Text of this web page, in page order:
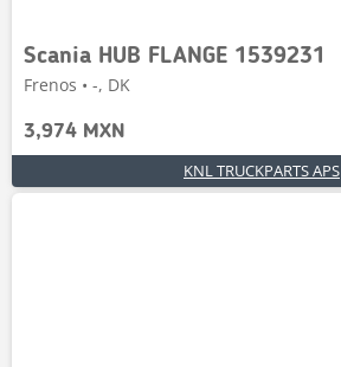
Scania HUB FLANGE 1539231
Frenos • -, DK
3,974 MXN
KNL TRUCKPARTS APS